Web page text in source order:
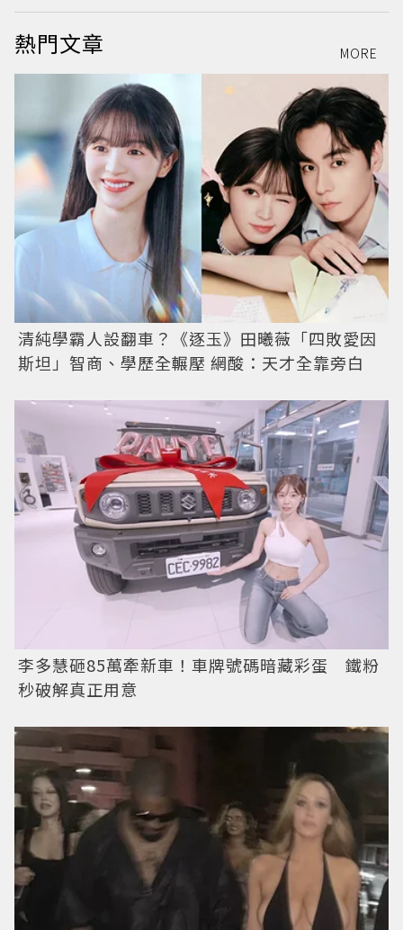
熱門文章 MORE
清純學霸人設翻車？《逐玉》田曦薇「四敗愛因
斯坦」智商、學歷全輾壓 網酸：天才全靠旁白
李多慧砸85萬牽新車！車牌號碼暗藏彩蛋 鐵粉
秒破解真正用意